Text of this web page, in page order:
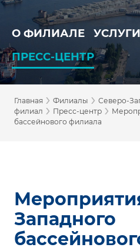
О ФИЛИАЛЕ УСЛУГИ
ПРЕСС-ЦЕНТР
Главная › Филиалы › Северо-
филиал › Пресс-центр ›
бассейнового филиала
Западного